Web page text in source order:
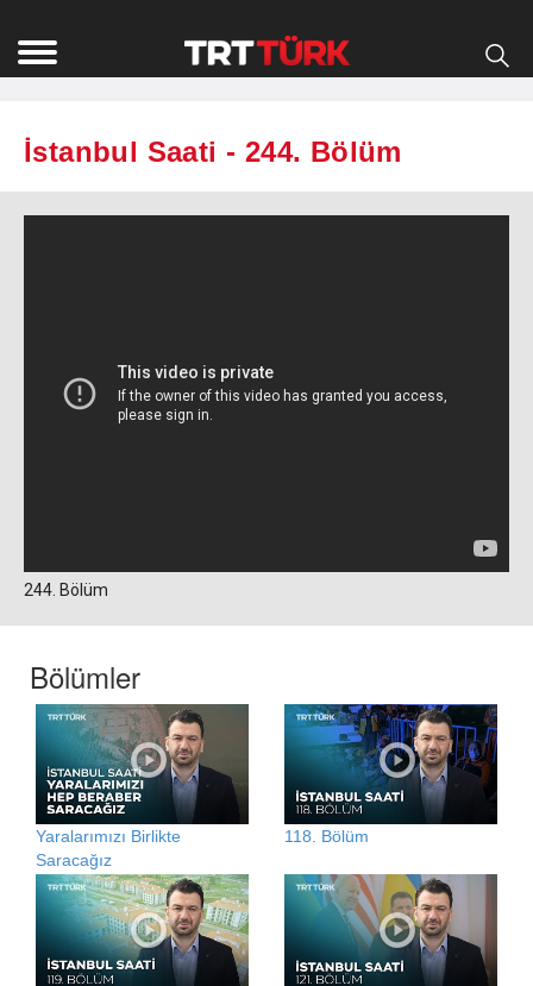
İstanbul Saati - 244. Bölüm
244. Bölüm
Bölümler
Yaralarımızı Birlikte
Saracağız
118. Bölüm